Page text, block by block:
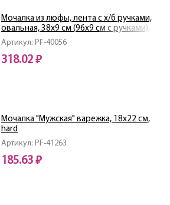
Артикул: PF-40056
Мочалка из люфы, лента с х/б ручками,
овальная, 38х9 см (96х9 см с ручками),
medium
318.02 ₽
Артикул: PF-41263
Мочалка "Мужская" варежка, 18х22 см,
hard
185.63 ₽